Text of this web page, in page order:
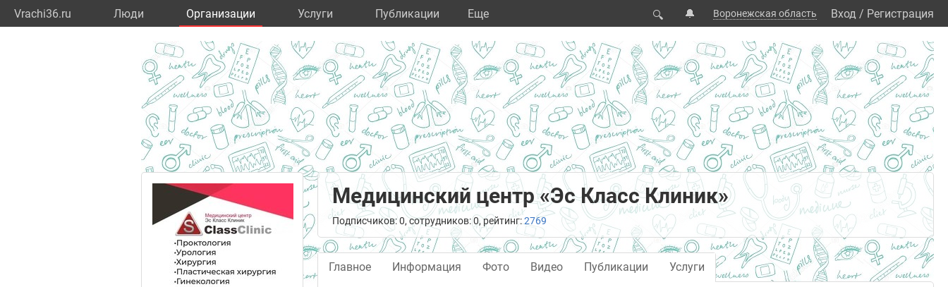
Vrachi36.ru Люди Организации Услуги Публикации Eще 🔍 🔔 Воронежская область Вход / Регистрация
Медицинский центр «Эс Класс Клиник»
Подписчиков: 0, сотрудников: 0, рейтинг:2769
Главное Информация Фото Видео Публикации Услуги